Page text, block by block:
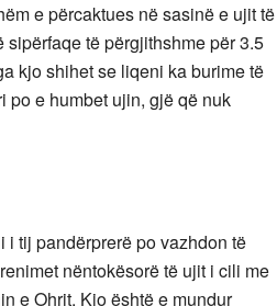
e përcaktues në sasinë e ujit të
të përgjithshme për 3.5
kjo shihet se liqeni ka burime të
po e humbet ujin, gjë që nuk
tij pandërprerë po vazhdon të
nëntokësorë të ujit i cili me
e Ohrit. Kjo është e mundur